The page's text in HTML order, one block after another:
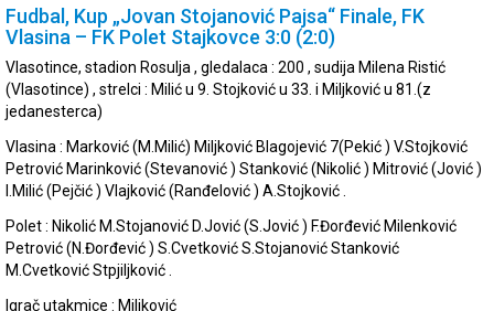
Fudbal, Kup „Jovan Stojanović Pajsa“ Finale, FK
Vlasina – FK Polet Stajkovce 3:0 (2:0)
Vlasotince, stadion Rosulja , gledalaca : 200 , sudija Milena Ristić
(Vlasotince) , strelci : Milić u 9. Stojković u 33. i Miljković u 81.(z
jedanesterca)
Vlasina : Marković (M.Milić) Miljković Blagojević 7(Pekić ) V.Stojković
Petrović Marinković (Stevanović ) Stanković (Nikolić ) Mitrović (Jović )
I.Milić (Pejčić ) Vlajković (Ranđelović ) A.Stojković .
Polet : Nikolić M.Stojanović D.Jović (S.Jović ) F.Đorđević Milenković
Petrović (N.Đorđević ) S.Cvetković S.Stojanović Stanković
M.Cvetković Stpjiljković .
Igrač utakmice : Miljković